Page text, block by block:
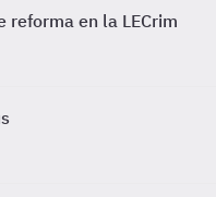
reforma en la LECrim